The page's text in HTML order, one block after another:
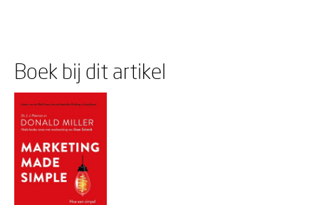
Boek bij dit artikel